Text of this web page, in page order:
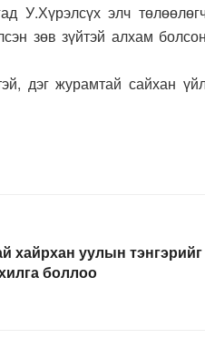
У.Хүрэлсүх элч
зөв зүйтэй алхам болсон
дэг журамтай сайхан
хайрхан уулын тэнгэрийг
боллоо